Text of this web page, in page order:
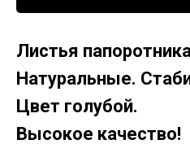
Листья
Натуральные.
Цвет голубой.
Высокое качество!